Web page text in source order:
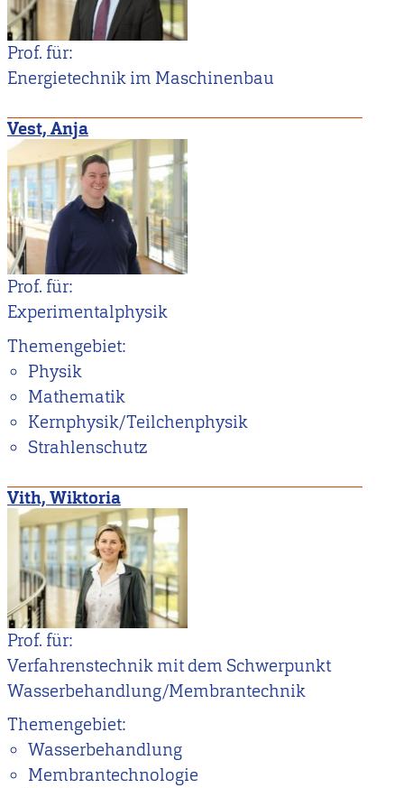
Prof. für:
Energietechnik im Maschinenbau
Vest, Anja
Prof. für:
Experimentalphysik
Themengebiet:
Physik
Mathematik
Kernphysik/Teilchenphysik
Strahlenschutz
Vith, Wiktoria
Prof. für:
Verfahrenstechnik mit dem Schwerpunkt
Wasserbehandlung/Membrantechnik
Themengebiet:
Wasserbehandlung
Membrantechnologie